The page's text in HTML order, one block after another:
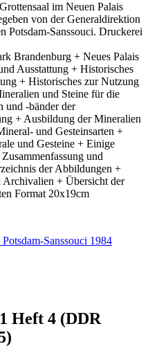
im Neuen Palais
von der Generaldirektion
Potsdam-Sanssouci. Druckerei
Brandenburg + Neues Palais
Ausstattung + Historisches
+ Historisches zur Nutzung
und Steine für die
und -bänder der
+ Ausbildung der Mineralien
und Gesteinsarten +
und Gesteine + Einige
und
der Abbildungen +
+ Übersicht der
Format 20x19cm
Heft 4 (DDR